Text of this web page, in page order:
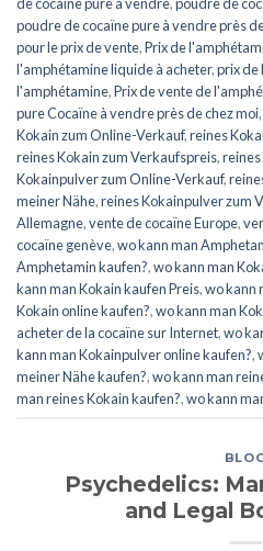
poudre de cocaïne pure à vendre près
pour le prix de vente,Prix de
l'amphétamine liquide à acheter,prix de
l'amphétamine,Prix de vente de
pure Cocaïne à vendre près de chez moi,
Kokain zum Online-Verkauf,reines
reines Kokain zum Verkaufspreis,
Kokainpulver zum Online-Verkauf,
meiner Nähe,reines Kokainpulver zum
Allemagne,vente de cocaïne Europe,
cocaïne genève,wo kann man
Amphetamin kaufen?,wo kann man
kann man Kokain kaufen Preis,wo kann
Kokain online kaufen?,wo kann man
acheter de la cocaïne sur Internet,wo
kann man Kokainpulver online kaufen?,
meiner Nähe kaufen?,wo kann man
man reines Kokain kaufen?,wo kann
Psychedelics:
and Legal